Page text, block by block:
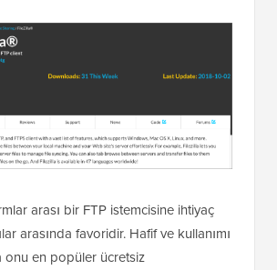
arası bir FTP istemcisine ihtiyaç
arasında favoridir. Hafif ve kullanımı
onu en popüler ücretsiz